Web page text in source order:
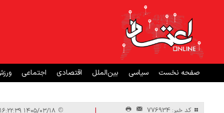
صفحه نخست سیاسی بین‌الملل اقتصادی اجتماعی
کد خبر: 776934 |